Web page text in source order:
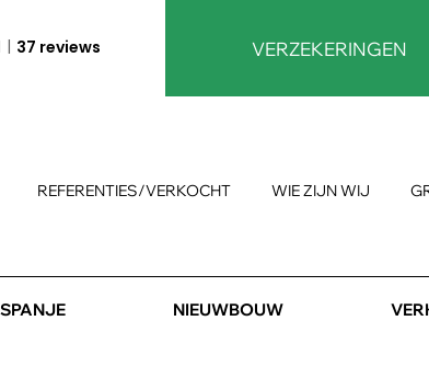
37 reviews VERZEKERINGEN
REFERENTIES/VERKOCHT WIE ZIJN WIJ
SPANJE NIEUWBOUW